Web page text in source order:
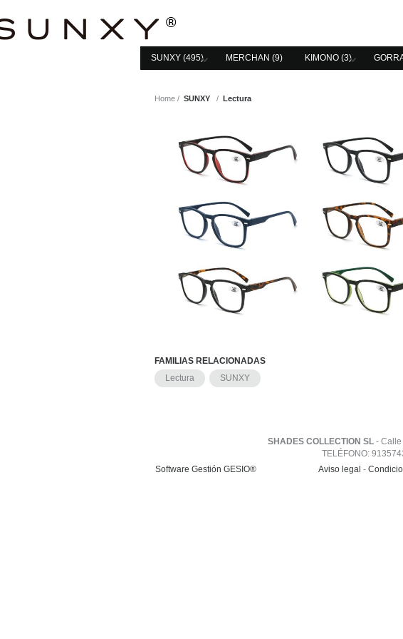
SUNXY (495) MERCHAN (9) KIMONO (3)
Home SUNXY Lectura
FAMILIAS RELACIONADAS
Lectura
SUNXY
SHADES COLLECTION SL - Calle
TELÉFONO:
Software Gestión GESIO® Aviso legal -